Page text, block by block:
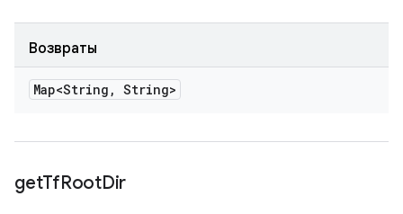
Возвраты
Map<String , String>
getTfRootDir